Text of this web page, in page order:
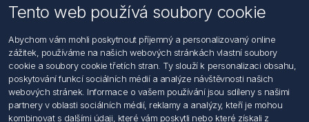
Hledat
Dodržování předpisů
Zásady zpracování osobních údajů fyzických osob
Podmínky zasílání elektronických dokumentu
Všeobecné dodací a obchodní podmínky
Informace o nakládaní s elektroodpadem
Tento web používá soubory cookie
Abychom vám mohli poskytnout příjemný a personalizovaný online
zážitek, používáme na našich webových stránkách vlastní soubory
cookie a soubory cookie třetích stran. Ty slouží k personalizaci obsahu,
poskytování funkcí sociálních médií a analýze návštěvnosti našich
webových stránek. Informace o vašem používání jsou sdíleny s našimi
partnery v oblasti sociálních médií, reklamy a analýzy, kteří je mohou
kombinovat s dalšími údaji, které vám poskytli nebo které získali z